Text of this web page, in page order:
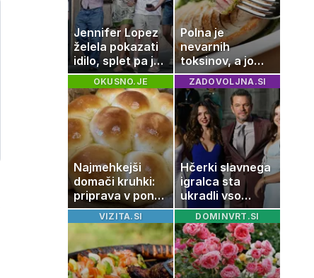
Jennifer Lopez
želela pokazati
idilo, splet pa je
razburila ena
stvar
Polna je
nevarnih
toksinov, a jo
imamo vsi radi:
to je najbolj
nezdrava riba, ki
jo mnogi redno
uživajo
OKUSNO.JE
Najmehkejši
domači kruhki:
priprava v ponvi
je trik za popoln
rezultat
ZADOVOLJNA.SI
Hčerki slavnega
igralca sta
ukradli vso
pozornost
VIZITA.SI DOMINVRT.SI